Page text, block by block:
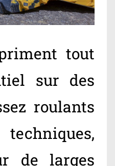
tout
sur des
roulants
de larges